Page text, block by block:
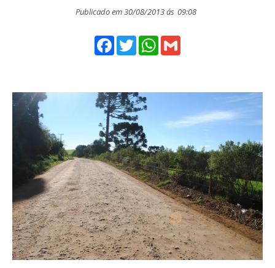
Publicado em 30/08/2013 ás 09:08
Facebook
TwitterWhatsApp